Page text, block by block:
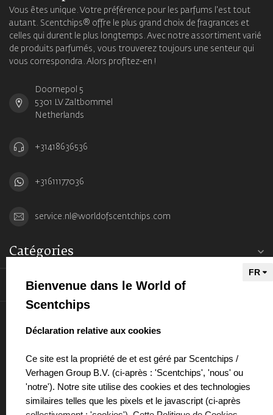
Vous êtes unique. Votre préférence pour les parfums l'est tout
autant. Scentchips® offre le plus grand choix de fragrances et
celles qui durent le plus longtemps. Avec notre assortiment varié
de produits parfumés, vous trouverez toujours une senteur qui
vous correspondra. Alors profitez-en !
Doornepol 5
5301 LV Zaltbommel
Netherlands
+31418636536
+31611177036
service.nl@worldofscentchips.com
Catégories
Informations
Bienvenue dans le World of
Scentchips
select language
Déclaration relative aux cookies
Ce site est la propriété de et est géré par Scentchips /
Verhagen Group B.V. (ci-après : 'Scentchips', 'nous' ou
'notre'). Notre site utilise des cookies et des technologies
similaires telles que les pixels et le javascript (ci-après